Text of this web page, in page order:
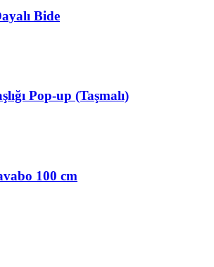
Bide
Pop-up (Taşmalı)
100 cm